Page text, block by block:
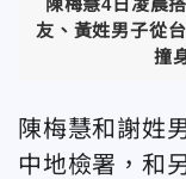
友、黃姓男子從
撞
陳梅慧和謝姓
中地檢署，和